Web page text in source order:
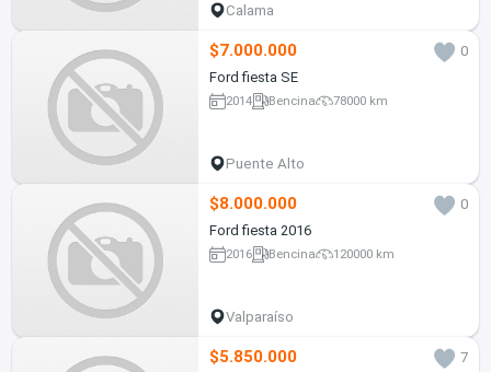
Calama
$7.000.000
0
Ford fiesta SE
2014 Bencina 78000 km
Puente Alto
$8.000.000
0
Ford fiesta 2016
2016 Bencina 120000 km
Valparaíso
$5.850.000
7